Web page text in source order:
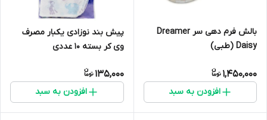
بالش فرم دهی سر Dreamer
Daisy (طبی)
1,450,000
افزودن به سبد
پیش بند نوزادی یکبار مصرف
وی کر بسته 10 عددی
135,000
افزودن به سبد